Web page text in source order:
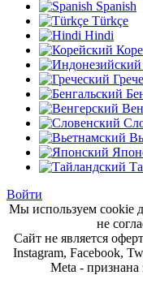
Spanish
Türkçe
Hindi
Войти
Мы используем cookie
не
Сайт не является
Instagram, Facebook,
Meta - признана